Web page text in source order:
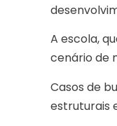
A escola,
cenário de
Casos de
estruturais